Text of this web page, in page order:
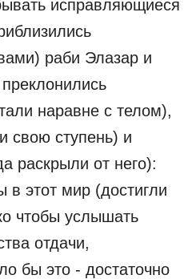
исправляющиеся
раби Элазар и
наравне с телом),
свою ступень) и
раскрыли от него):
этот мир (достигли
чтобы услышать
отдачи,
бы это - достаточно